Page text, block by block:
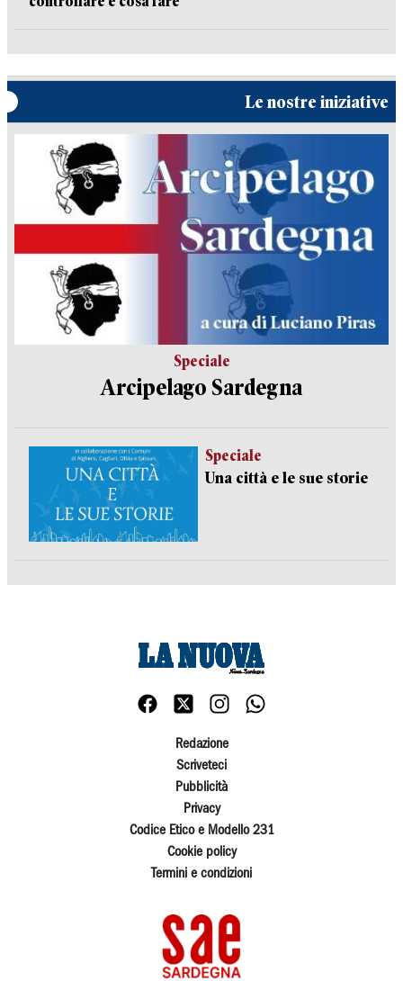
Le nostre iniziative
Speciale
Arcipelago Sardegna
Speciale
Una città e le sue storie
Redazione
Scriveteci
Pubblicità
Privacy
Codice Etico e Modello 231
Cookie policy
Termini e condizioni